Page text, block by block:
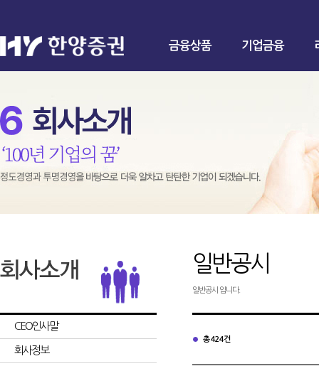
금융상품 기업금융
CEO인사말
회사정보
일반공시
일반공시 입니다.
총 424건